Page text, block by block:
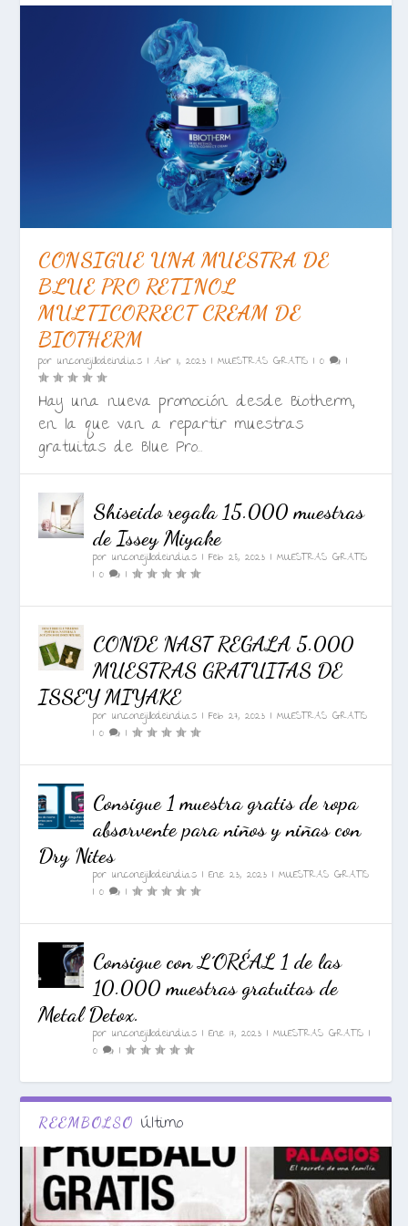
CONSIGUE UNA MUESTRA DE
BLUE PRO RETINOL
MULTICORRECT CREAM DE
BIOTHERM
porunconejillodeindias |Abr 11, 2023 |MUESTRAS GRATIS |0 |
Hay una nueva promoción desde Biotherm,
en la que van a repartir muestras
gratuitas de Blue Pro...
Shiseido regala 15.000 muestras
de Issey Miyake
porunconejillodeindias |Feb 28, 2023 |MUESTRAS GRATIS
|0 |
CONDE NAST REGALA 5.000
MUESTRAS GRATUITAS DE
ISSEY MIYAKE
porunconejillodeindias |Feb 27, 2023 |MUESTRAS GRATIS
|0 |
Consigue 1 muestra gratis de ropa
absorvente para niños y niñas con
Dry Nites
porunconejillodeindias |Ene 23, 2023 |MUESTRAS GRATIS
|0 |
Consigue con L´ORÉAL 1 de las
10.000 muestras gratuitas de
Metal Detox.
porunconejillodeindias |Ene 17, 2023 |MUESTRAS GRATIS |
0
|
REEMBOLSO Último